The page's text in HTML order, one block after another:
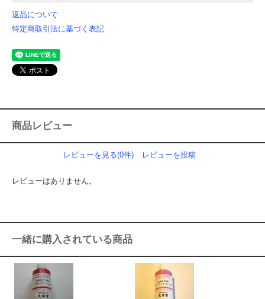
返品について
特定商取引法に基づく表記
商品レビュー
レビューを見る(0件) レビューを投稿
レビューはありません。
一緒に購入されている商品